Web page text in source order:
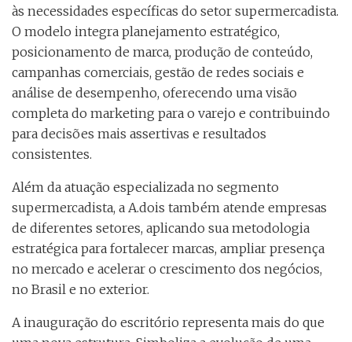
às necessidades específicas do setor supermercadista.
O modelo integra planejamento estratégico,
posicionamento de marca, produção de conteúdo,
campanhas comerciais, gestão de redes sociais e
análise de desempenho, oferecendo uma visão
completa do marketing para o varejo e contribuindo
para decisões mais assertivas e resultados
consistentes.
Além da atuação especializada no segmento
supermercadista, a A.dois também atende empresas
de diferentes setores, aplicando sua metodologia
estratégica para fortalecer marcas, ampliar presença
no mercado e acelerar o crescimento dos negócios,
no Brasil e no exterior.
A inauguração do escritório representa mais do que